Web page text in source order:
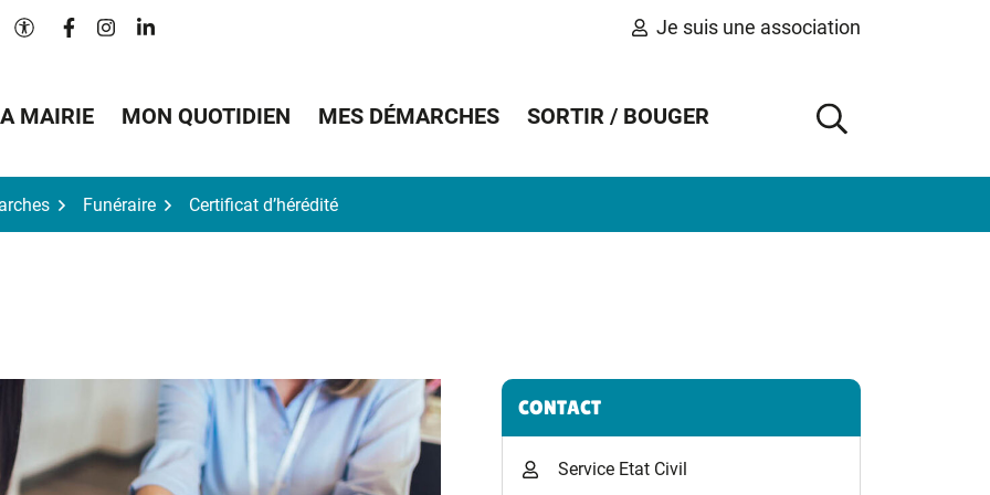
Paramètres d'accessibilité
Lien vers le compte Facebook
Lien vers le compte Instagram
Lien vers le compte Linkedin Je suis une association
MAIRIE MON QUOTIDIEN MES DÉMARCHES SORTIR / BOUGER
AFFICHER
Funéraire Certificat d’hérédité
Informations complémentaires
CONTACT
Service Etat Civil